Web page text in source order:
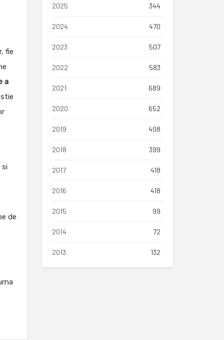
fie
a
si
de
2025 344
2024 470
2023 507
2022 583
2021 689
2020 652
2019 408
2018 399
2017 418
2016 418
2015 99
2014 72
2013 132